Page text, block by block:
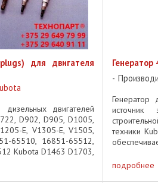
для двигателя
двигателей
D902, D905, D1005,
E, V1305-E, V1505,
65510, 16851-65512,
Kubota D1463 D1703,
Генератор
Генератор
источник
техники
подробнее